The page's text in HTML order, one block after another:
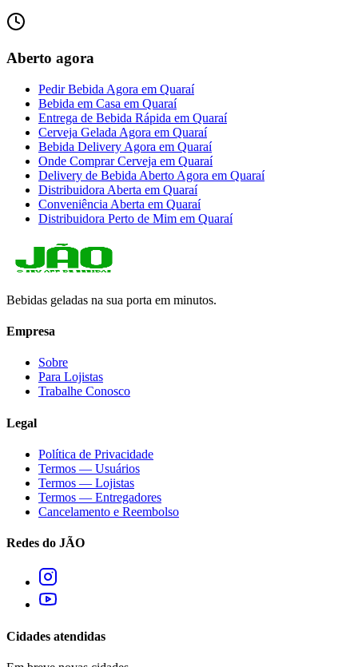
Aberto agora
Pedir Bebida Agora em Quaraí
Bebida em Casa em Quaraí
Entrega de Bebida Rápida em Quaraí
Cerveja Gelada Agora em Quaraí
Bebida Delivery Agora em Quaraí
Onde Comprar Cerveja em Quaraí
Delivery de Bebida Aberto Agora em Quaraí
Distribuidora Aberta em Quaraí
Conveniência Aberta em Quaraí
Distribuidora Perto de Mim em Quaraí
Bebidas geladas na sua porta em minutos.
Empresa
Sobre
Para Lojistas
Trabalhe Conosco
Legal
Política de Privacidade
Termos — Usuários
Termos — Lojistas
Termos — Entregadores
Cancelamento e Reembolso
Redes do JÃO
Cidades atendidas